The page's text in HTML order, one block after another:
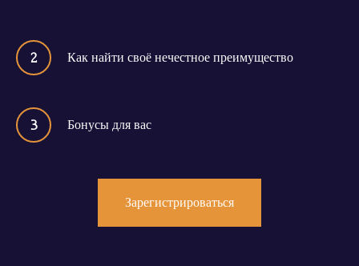
2 Как найти своё нечестное преимущество
3 Бонусы для вас
Зарегистрироваться